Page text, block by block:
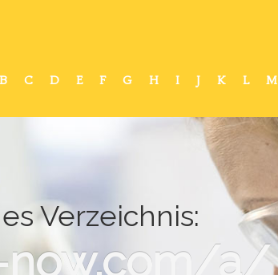
B C D E F G H I J K L M
Verzeichnis:
a/